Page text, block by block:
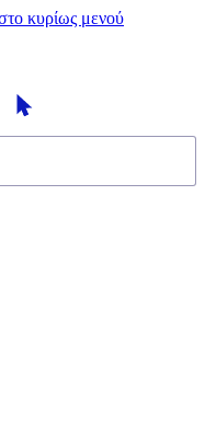
κυρίως μενού